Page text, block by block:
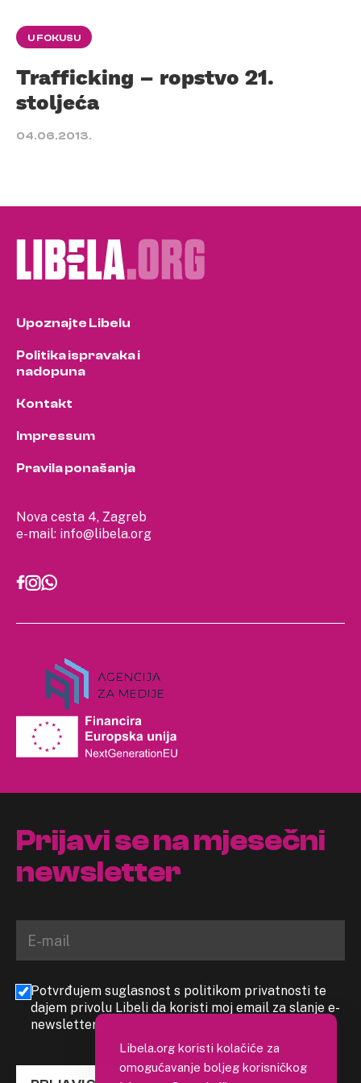
U FOKUSU
Trafficking – ropstvo 21.
stoljeća
04.06.2013.
Nova cesta 4, Zagreb
e-mail: info@libela.org
Upoznajte Libelu
Politika ispravaka i
nadopuna
Kontakt
Impressum
Pravila ponašanja
Prijavi se na mjesečni
newsletter
Potvrđujem suglasnost s politikom privatnosti te
dajem privolu Libeli da koristi moj email za slanje e-
newslettera
Libela.org koristi kolačiće za
omogućavanje boljeg korisničkog